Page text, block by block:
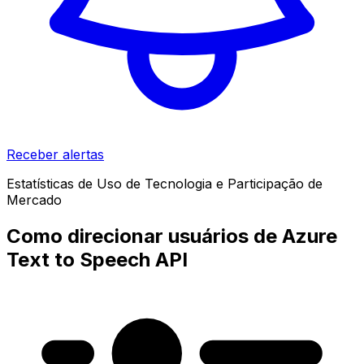
Receber alertas
Estatísticas de Uso de Tecnologia e Participação de
Mercado
Como direcionar usuários de Azure
Text to Speech API